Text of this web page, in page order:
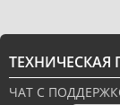
ЧАТ С